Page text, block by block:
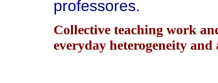
professores.
Collective teaching work
everyday heterogeneity